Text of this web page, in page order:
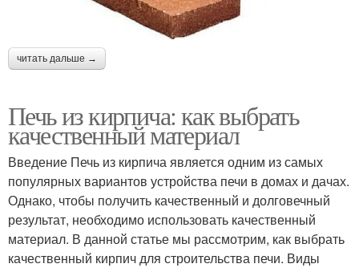
читать дальше →
Печь из кирпича: как выбрать
качественный материал
Введение Печь из кирпича является одним из самых
популярных вариантов устройства печи в домах и дачах.
Однако, чтобы получить качественный и долговечный
результат, необходимо использовать качественный
материал. В данной статье мы рассмотрим, как выбрать
качественный кирпич для строительства печи. Виды